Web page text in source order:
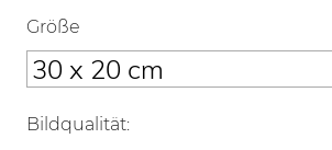
Größe
Bildqualität: